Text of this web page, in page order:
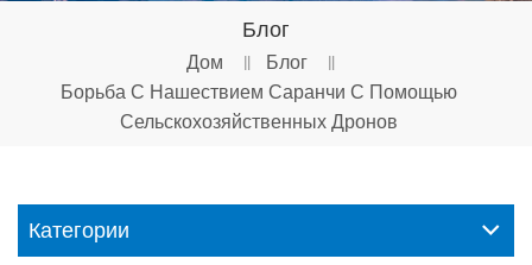
Русский
Português(Brasil)
Türkçe
Блог
Дом
Блог
Борьба С Нашествием Саранчи С Помощью
Сельскохозяйственных Дронов
Категории